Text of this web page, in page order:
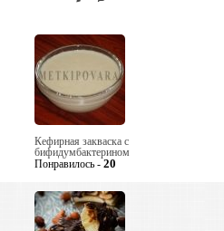
Кефирная закваска с
бифидумбактерином
Понравилось - 20